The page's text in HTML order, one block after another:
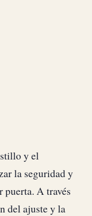
y el
la seguridad y
A través
del ajuste y la